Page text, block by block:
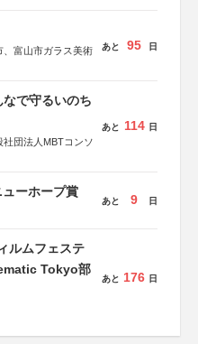
、富山市ガラス美術
あと 95 日
で守るいのち
団法人MBTコンソ
委員会
あと 114 日
ーホープ賞
あと 9 日
ルムフェステ
Tokyo部
あと 176 日